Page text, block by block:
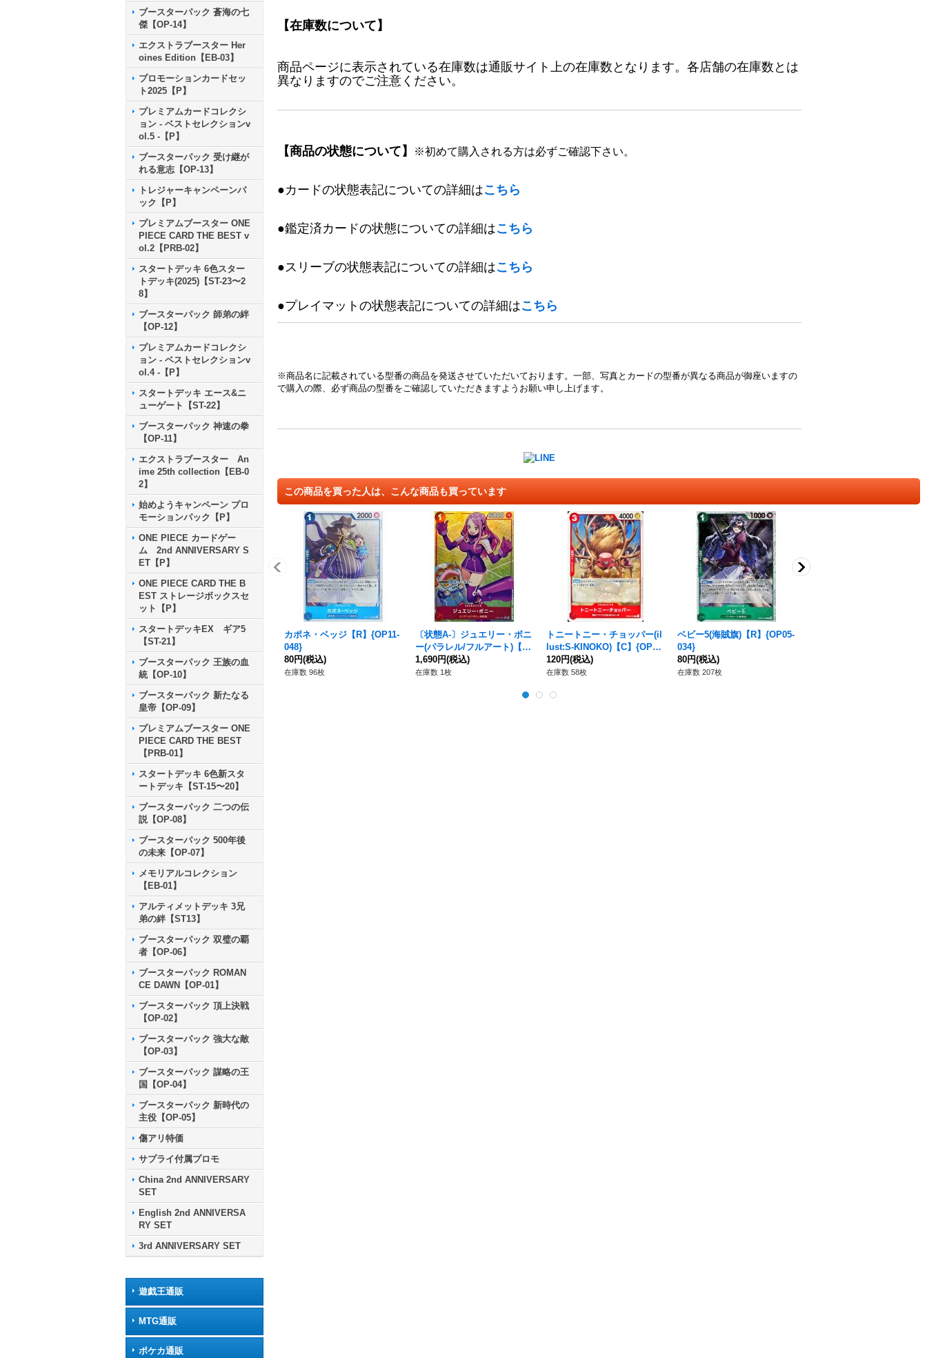
ブースターパック 蒼海の七
傑【OP-14】
エクストラブースター Her
oines Edition【EB-03】
プロモーションカードセッ
ト2025【P】
プレミアムカードコレクシ
ョン - ベストセレクションv
ol.5 -【P】
ブースターパック 受け継が
れる意志【OP-13】
トレジャーキャンペーンパ
ック【P】
プレミアムブースター ONE
PIECE CARD THE BEST v
ol.2【PRB-02】
スタートデッキ 6色スター
トデッキ(2025)【ST-23〜2
8】
ブースターパック 師弟の絆
【OP-12】
プレミアムカードコレクシ
ョン - ベストセレクションv
ol.4 -【P】
スタートデッキ エース&ニ
ューゲート【ST-22】
ブースターパック 神速の拳
【OP-11】
エクストラブースター An
ime 25th collection【EB-0
2】
始めようキャンペーン プロ
モーションパック【P】
ONE PIECE カードゲー
ム 2nd ANNIVERSARY S
ET【P】
ONE PIECE CARD THE B
EST ストレージボックスセ
ット【P】
スタートデッキEX ギア5
【ST-21】
ブースターパック 王族の血
統【OP-10】
ブースターパック 新たなる
皇帝【OP-09】
プレミアムブースター ONE
PIECE CARD THE BEST
【PRB-01】
スタートデッキ 6色新スタ
ートデッキ【ST-15〜20】
ブースターパック 二つの伝
説【OP-08】
ブースターパック 500年後
の未来【OP-07】
メモリアルコレクション
【EB-01】
アルティメットデッキ 3兄
弟の絆【ST13】
ブースターパック 双璧の覇
者【OP-06】
ブースターパック ROMAN
CE DAWN【OP-01】
ブースターパック 頂上決戦
【OP-02】
ブースターパック 強大な敵
【OP-03】
ブースターパック 謀略の王
国【OP-04】
ブースターパック 新時代の
主役【OP-05】
傷アリ特価
サプライ付属プロモ
China 2nd ANNIVERSARY
SET
English 2nd ANNIVERSA
RY SET
3rd ANNIVERSARY SET
遊戯王通販
MTG通販
ポケカ通販
【在庫数について】
商品ページに表示されている在庫数は通販サイト上の在庫数となります。各店舗の在庫数とは
異なりますのでご注意ください。
【商品の状態について】 ※初めて購入される方は必ずご確認下さい。
●カードの状態表記についての詳細はこちら
●鑑定済カードの状態についての詳細はこちら
●スリーブの状態表記についての詳細はこちら
●プレイマットの状態表記についての詳細はこちら
※商品名に記載されている型番の商品を発送させていただいております。一部、写真とカードの型番が異なる商品が御座いますの
で購入の際、必ず商品の型番をご確認していただきますようお願い申し上げます。
この商品を買った人は、こんな商品も買っています
カポネ・ベッジ【R】{OP11-
048}
80円(税込)
在庫数 96枚
〔状態A-〕ジュエリー・ボニ
ー(パラレル/フルアート)【C/
P】{ST21-004}
1,690円(税込)
在庫数 1枚
トニートニー・チョッパー(il
lust:S-KINOKO)【C】{OP04
-010}
120円(税込)
在庫数 58枚
ベビー5(海賊旗)【R】{OP05-
034}
80円(税込)
在庫数 207枚